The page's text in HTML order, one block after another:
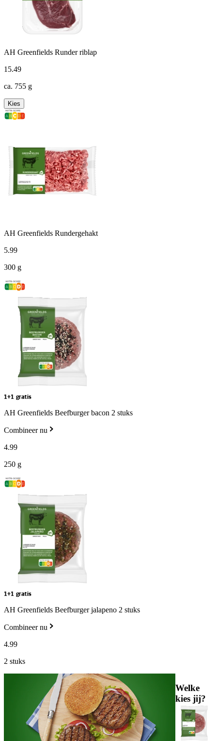
AH Greenfields Runder riblap
15.49
ca. 755 g
Kies
AH Greenfields Rundergehakt
5.99
300 g
1+1 gratis
AH Greenfields Beefburger bacon 2 stuks
Combineer nu
4.99
250 g
1+1 gratis
AH Greenfields Beefburger jalapeno 2 stuks
Combineer nu
4.99
2 stuks
Welke
kies jij?